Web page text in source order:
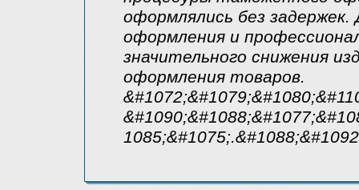
оформлялись без задержек.
оформления и
значительного снижения
оформления товаров.